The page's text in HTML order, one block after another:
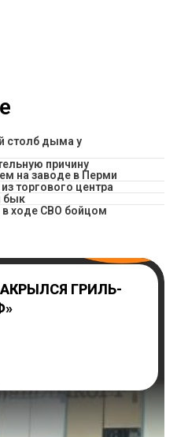
столб дыма у
причину
на заводе в Перми
торгового центра
бык
в ходе СВО бойцом
ГРИЛЬ-